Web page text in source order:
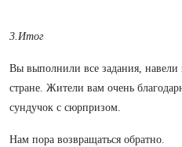
3.Итог
Вы выполнили все задания, навели
стране. Жители вам очень
сундучок с сюрпризом.
Нам пора возвращаться обратно.